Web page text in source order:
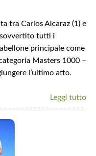
tra Carlos Alcaraz (1) e
sovvertito tutti i
principale come
Masters 1000 –
l’ultimo atto.
Leggi tutto